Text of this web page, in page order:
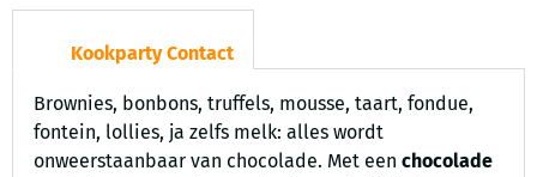
Kookparty Contact
Brownies, bonbons, truffels, mousse, taart, fondue,
fontein, lollies, ja zelfs melk: alles wordt
onweerstaanbaar van chocolade. Met eenchocolade